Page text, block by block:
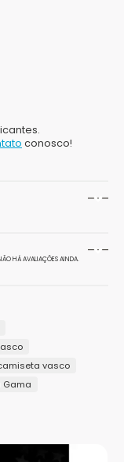
conosco!
G, GG, M, P
HÁ AVALIAÇÕES AINDA.
*
vasco
Gama